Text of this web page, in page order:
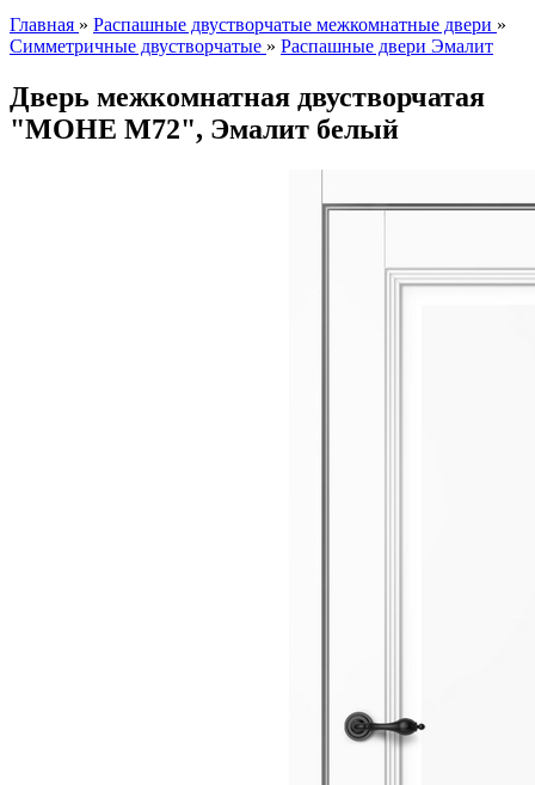
Главная » Распашные двустворчатые межкомнатные двери »
Симметричные двустворчатые » Распашные двери Эмалит
Дверь межкомнатная двустворчатая
"МОНЕ M72", Эмалит белый